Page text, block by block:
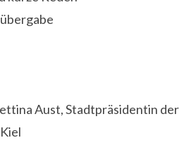
Aust, Stadtpräsidentin der